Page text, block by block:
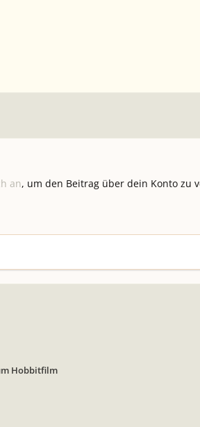
an, um den Beitrag über dein Konto zu
Hobbitfilm